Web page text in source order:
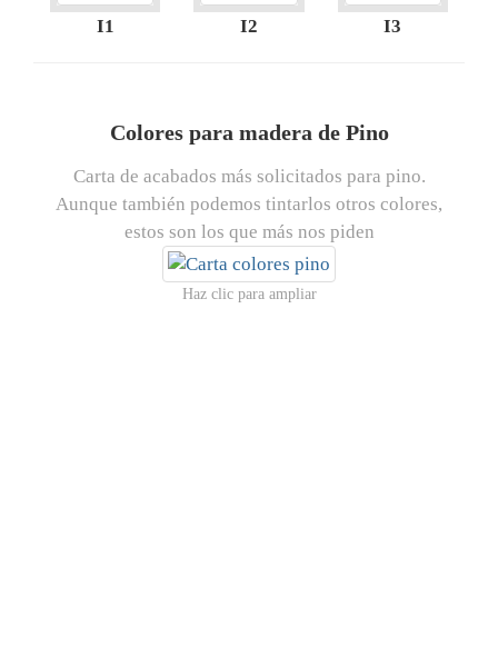
I1 I2 I3
Colores para madera de Pino
Carta de acabados más solicitados para pino.
Aunque también podemos tintarlos otros colores,
estos son los que más nos piden
Haz clic para ampliar